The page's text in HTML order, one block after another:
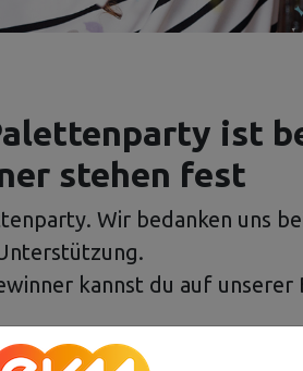
ist
stehen fest
Wir bedanken uns
kannst du auf unserer
anzeigen